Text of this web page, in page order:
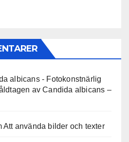
albicans - Fotokonstnärlig
av Candida albicans –
Att använda bilder och texter